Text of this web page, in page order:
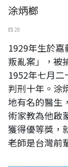
涂炳榔
四 28
1929年生於
叛亂案」，被
1952年七月二
判刑十年。涂
地有名的醫生
術家教為他啟
獲得優等獎，
老師是台灣前